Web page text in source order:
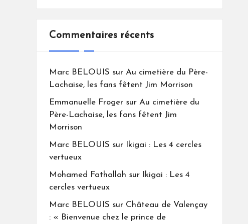
Commentaires récents
Marc BELOUIS sur Au cimetière du Père-
Lachaise, les fans fêtent Jim Morrison
Emmanuelle Frogersur Au cimetière du
Père-Lachaise, les fans fêtent Jim
Morrison
Marc BELOUIS sur
Ikigai : Les 4 cercles
vertueux
Mohamed Fathallah sur
Ikigai : Les 4
cercles vertueux
Marc BELOUIS sur Château de Valençay
: « Bienvenue chez le prince de